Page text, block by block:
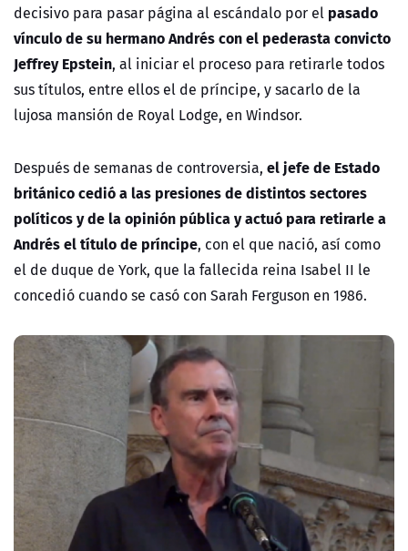
decisivo para pasar página al escándalo por el pasado
vínculo de su hermano Andrés con el pederasta convicto
Jeffrey Epstein, al iniciar el proceso para retirarle todos
sus títulos, entre ellos el de príncipe, y sacarlo de la
lujosa mansión de Royal Lodge, en Windsor.
Después de semanas de controversia, el jefe de Estado
británico cedió a las presiones de distintos sectores
políticos y de la opinión pública y actuó para retirarle a
Andrés el título de príncipe, con el que nació, así como
el de duque de York, que la fallecida reina Isabel II le
concedió cuando se casó con Sarah Ferguson en 1986.